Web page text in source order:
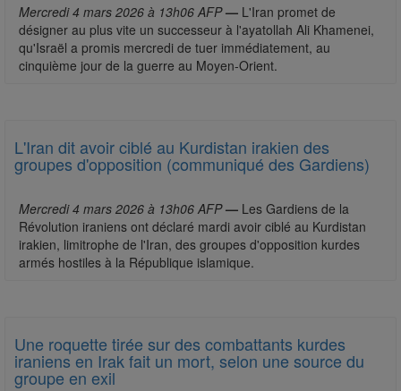
Mercredi 4 mars 2026 à 13h06 AFP — L'Iran promet de
désigner au plus vite un successeur à l'ayatollah Ali Khamenei,
qu'Israël a promis mercredi de tuer immédiatement, au
cinquième jour de la guerre au Moyen-Orient.
L'Iran dit avoir ciblé au Kurdistan irakien des
groupes d'opposition (communiqué des Gardiens)
Mercredi 4 mars 2026 à 13h06 AFP — Les Gardiens de la
Révolution iraniens ont déclaré mardi avoir ciblé au Kurdistan
irakien, limitrophe de l'Iran, des groupes d'opposition kurdes
armés hostiles à la République islamique.
Une roquette tirée sur des combattants kurdes
iraniens en Irak fait un mort, selon une source du
groupe en exil